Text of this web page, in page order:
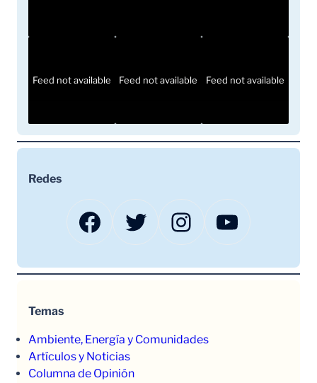
Feed not available Feed not available Feed not available
Redes
Facebook Twitter Instagram YouTube
Temas
Ambiente, Energía y Comunidades
Artículos y Noticias
Columna de Opinión